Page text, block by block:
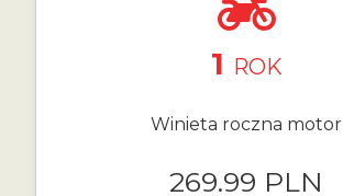
1 ROK
Winieta roczna motor
269.99 PLN